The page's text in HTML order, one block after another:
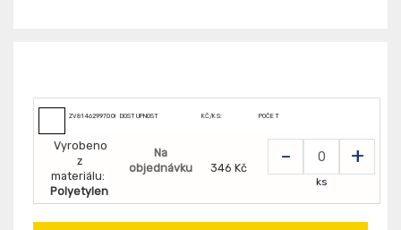
ZV8146299700000DOSTUPNOST KČ/KS: POČET
Vyrobeno
z
materiálu:
Polyetylen
Na
objednávku
346 Kč - +
ks